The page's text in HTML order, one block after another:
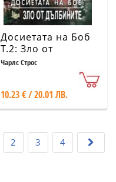
Досиетата на Боб
Т.2: Зло от
дълбините
Чарлс Строс
10.23 € / 20.01 ЛВ.
2 3 4